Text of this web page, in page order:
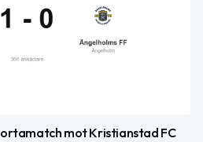
mot Kristianstad FC